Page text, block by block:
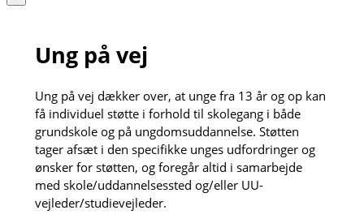
Ung på vej
Ung på vej dækker over, at unge fra 13 år og op kan
få individuel støtte i forhold til skolegang i både
grundskole og på ungdomsuddannelse. Støtten
tager afsæt i den specifikke unges udfordringer og
ønsker for støtten, og foregår altid i samarbejde
med skole/uddannelsessted og/eller UU-
vejleder/studievejleder.